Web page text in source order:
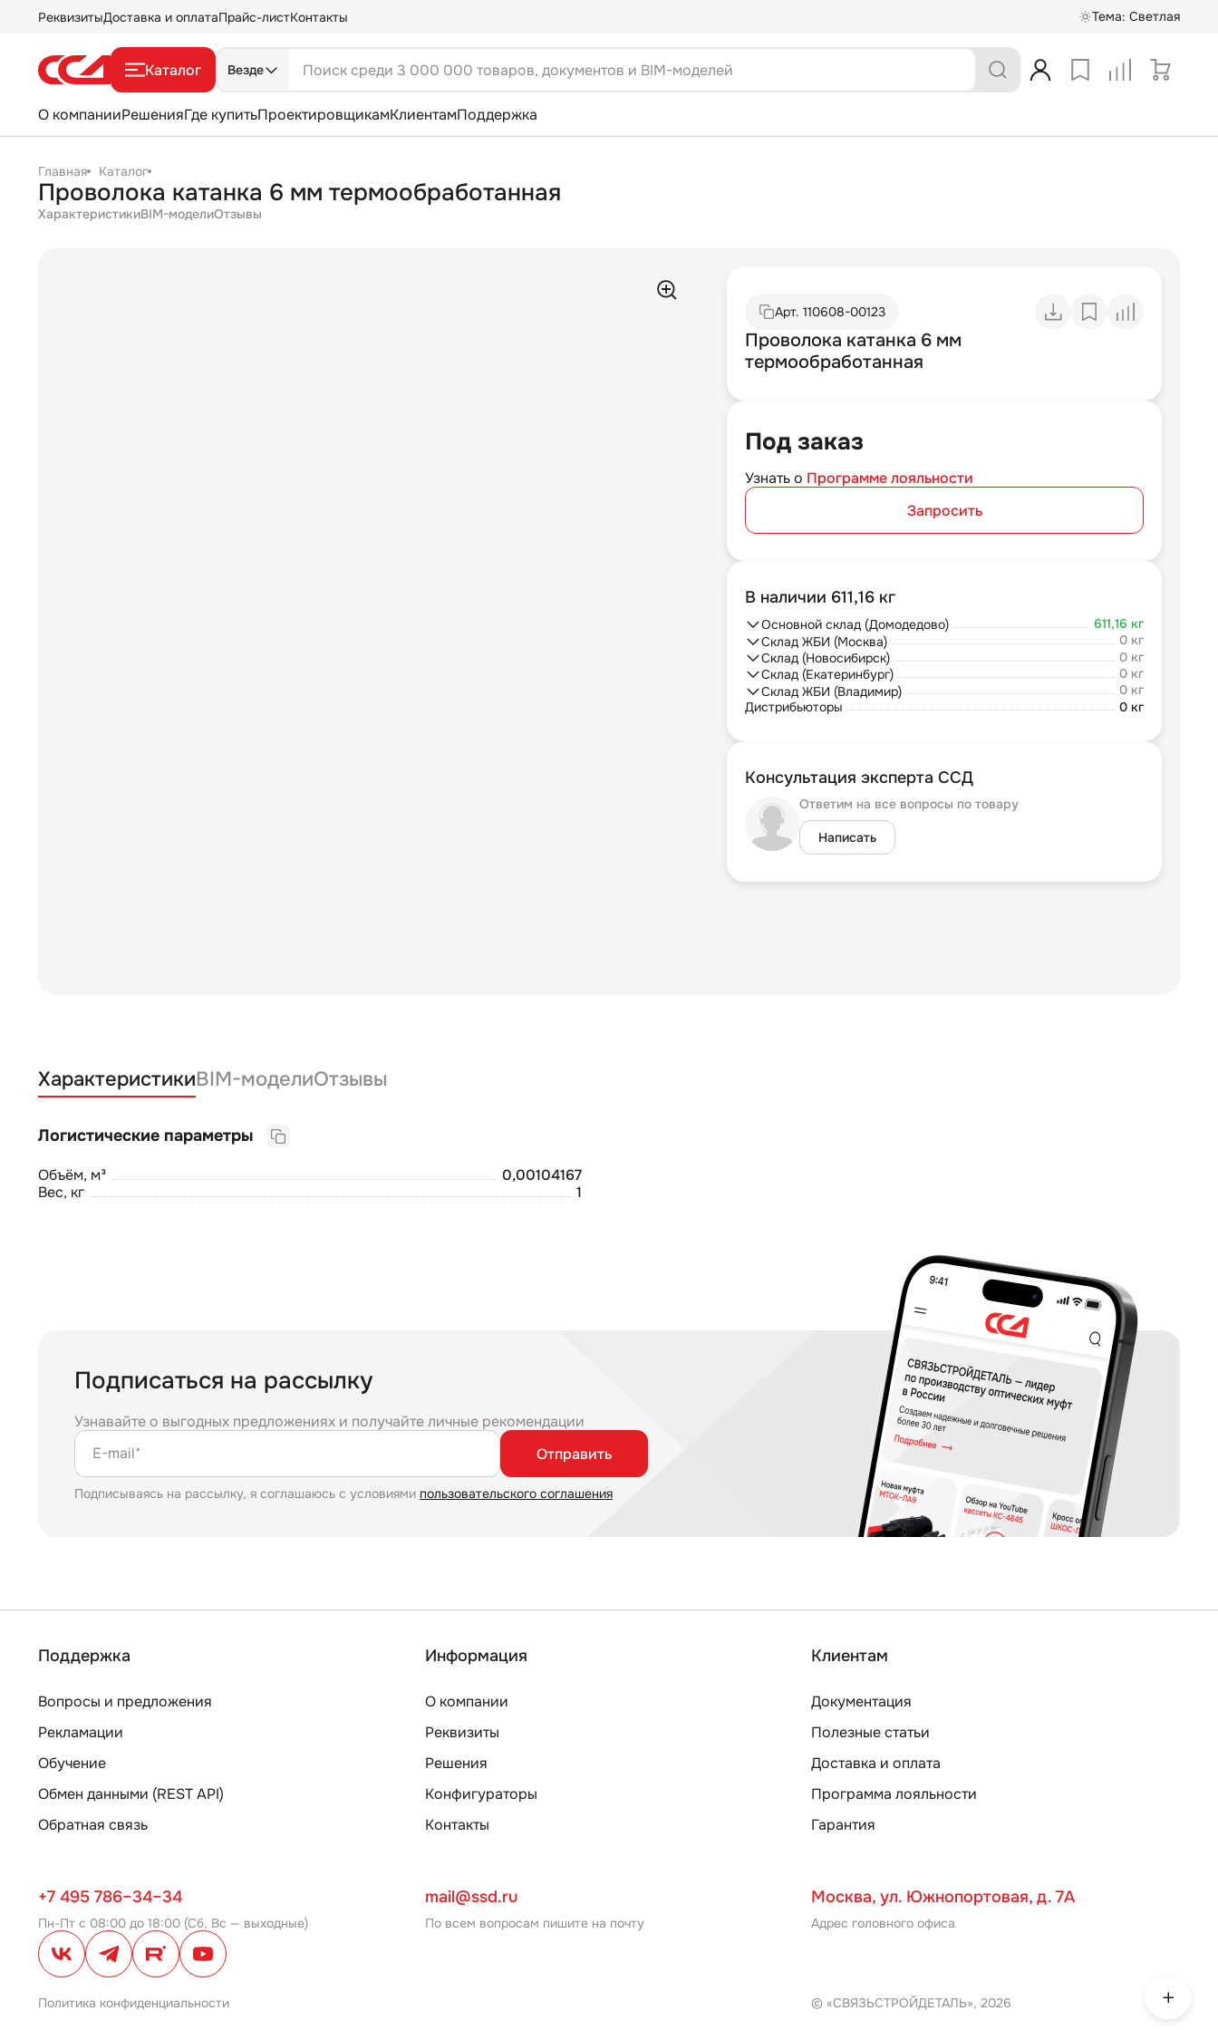
РеквизитыДоставка и оплатаПрайс-листКонтакты Тема: Светлая
Каталог Везде
О компанииРешенияГде купитьПроектировщикамКлиентамПоддержка
Главная Каталог
Проволока катанка 6 мм термообработанная
ХарактеристикиBIM-моделиОтзывы
Арт. 110608-00123
Проволока катанка 6 мм
термообработанная
Под заказ
Узнать о Программе лояльности
Запросить
В наличии 611,16 кг
Основной склад (Домодедово)
611,16 кг
Склад ЖБИ (Москва)
0 кг
Склад (Новосибирск)
0 кг
Склад (Екатеринбург)
0 кг
Склад ЖБИ (Владимир)
0 кг
Дистрибьюторы
0 кг
Консультация эксперта ССД
Ответим на все вопросы по товару
Написать
ХарактеристикиBIM-моделиОтзывы
Объём, м³
0,00104167
Вес, кг
1
Подписаться на рассылку
Узнавайте о выгодных предложениях и получайте личные рекомендации
E-mail*
Отправить
Подписываясь на рассылку, я соглашаюсь с условиями пользовательского соглашения
Поддержка
Вопросы и предложения
Рекламации
Обучение
Обмен данными (REST API)
Обратная связь
Информация
О компании
Реквизиты
Решения
Конфигураторы
Контакты
Клиентам
Документация
Полезные статьи
Доставка и оплата
Программа лояльности
Гарантия
+7 495 786–34–34
Пн-Пт с 08:00 до 18:00 (Сб, Вс — выходные)
mail@ssd.ru
По всем вопросам пишите на почту
Москва, ул. Южнопортовая, д. 7А
Адрес головного офиса
Политика конфиденциальности © «СВЯЗЬСТРОЙДЕТАЛЬ», 2026